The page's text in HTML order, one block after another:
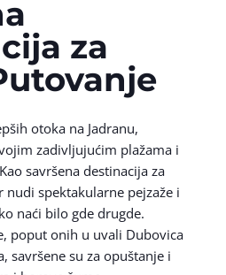
za
otoka na Jadranu,
zadivljujućim plažama i
savršena destinacija za
nudi spektakularne pejzaže i
naći bilo gde drugde.
poput onih u uvali Dubovica
savršene su za opuštanje i